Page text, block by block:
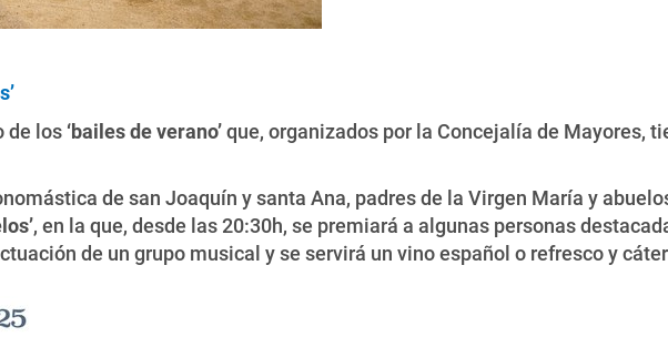
de los ‘bailes de verano’que, organizados por la Concejalía de Mayores,
de san Joaquín y santa Ana, padres de la Virgen María y
, en la que, desde las 20:30h, se premiará a algunas personas
de un grupo musical y se servirá un vino español o refresco y